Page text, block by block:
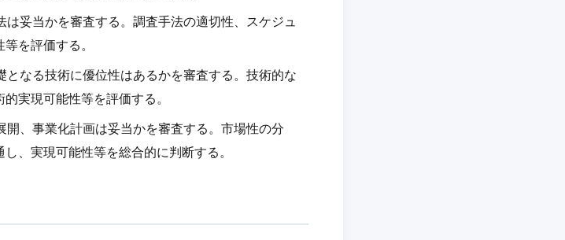
妥当かを審査する。調査手法の適切性、スケジュ
を評価する。
なる技術に優位性はあるかを審査する。技術的な
実現可能性等を評価する。
、事業化計画は妥当かを審査する。市場性の分
、実現可能性等を総合的に判断する。